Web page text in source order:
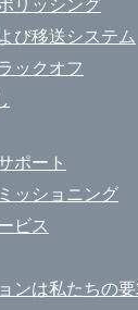
リッシング
び移送システム
ックオフ
ポート
ッショニング
ビス
ンは私たちの